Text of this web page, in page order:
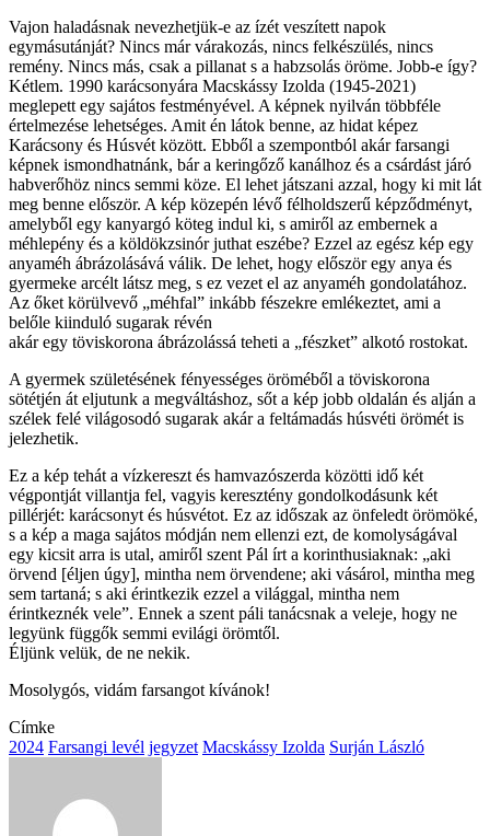
Vajon haladásnak nevezhetjük-e az ízét veszített napok
egymásutánját? Nincs már várakozás, nincs felkészülés, nincs
remény. Nincs más, csak a pillanat s a habzsolás öröme. Jobb-e így?
Kétlem. 1990 karácsonyára Macskássy Izolda (1945-2021)
meglepett egy sajátos festményével. A képnek nyilván többféle
értelmezése lehetséges. Amit én látok benne, az hidat képez
Karácsony és Húsvét között. Ebből a szempontból akár farsangi
képnek ismondhatnánk, bár a keringőző kanálhoz és a csárdást járó
habverőhöz nincs semmi köze. El lehet játszani azzal, hogy ki mit lát
meg benne először. A kép közepén lévő félholdszerű képződményt,
amelyből egy kanyargó köteg indul ki, s amiről az embernek a
méhlepény és a köldökzsinór juthat eszébe? Ezzel az egész kép egy
anyaméh ábrázolásává válik. De lehet, hogy először egy anya és
gyermeke arcélt látsz meg, s ez vezet el az anyaméh gondolatához.
Az őket körülvevő „méhfal” inkább fészekre emlékeztet, ami a
belőle kiinduló sugarak révén
akár egy töviskorona ábrázolássá teheti a „fészket” alkotó rostokat.
A gyermek születésének fényességes öröméből a töviskorona
sötétjén át eljutunk a megváltáshoz, sőt a kép jobb oldalán és alján a
szélek felé világosodó sugarak akár a feltámadás húsvéti örömét is
jelezhetik.
Ez a kép tehát a vízkereszt és hamvazószerda közötti idő két
végpontját villantja fel, vagyis keresztény gondolkodásunk két
pillérjét: karácsonyt és húsvétot. Ez az időszak az önfeledt örömöké,
s a kép a maga sajátos módján nem ellenzi ezt, de komolyságával
egy kicsit arra is utal, amiről szent Pál írt a korinthusiaknak: „aki
örvend [éljen úgy], mintha nem örvendene; aki vásárol, mintha meg
sem tartaná; s aki érintkezik ezzel a világgal, mintha nem
érintkeznék vele”. Ennek a szent páli tanácsnak a veleje, hogy ne
legyünk függők semmi evilági örömtől.
Éljünk velük, de ne nekik.
Mosolygós, vidám farsangot kívánok!
Címke
2024 Farsangi levél jegyzet Macskássy Izolda Surján László